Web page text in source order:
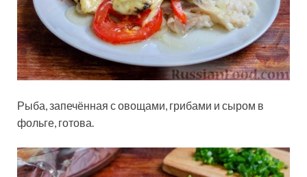
Рыба, запечённая с овощами, грибами и сыром в
фольге, готова.